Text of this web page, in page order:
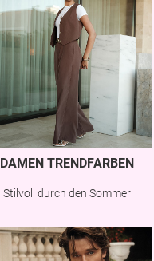
DAMEN TRENDFARBEN
Stilvoll durch den Sommer